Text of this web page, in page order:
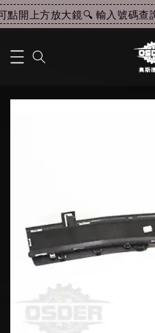
開上方放大鏡🔍 輸入號碼查